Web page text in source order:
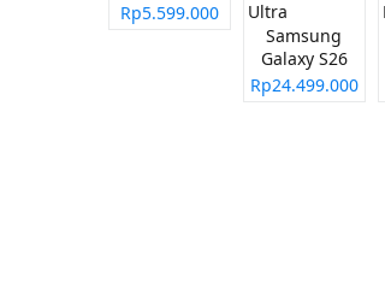
Rp5.599.000
Samsung
Galaxy S26
Ultra
Rp24.499.000